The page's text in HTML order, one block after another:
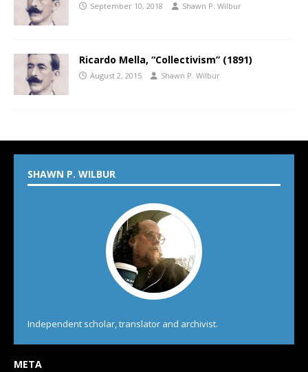
September 10, 2018 Shawn P. Wilbur
Ricardo Mella, “Collectivism” (1891)
August 2, 2015 Shawn P. Wilbur
SHAWN P. WILBUR
Independent scholar, translator and archivist.
META